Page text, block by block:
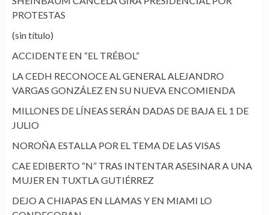
PROTESTAS
(sin título)
ACCIDENTE EN “EL TRÉBOL”
LA CEDH RECONOCE AL GENERAL ALEJANDRO
VARGAS GONZÁLEZ EN SU NUEVA ENCOMIENDA
MILLONES DE LÍNEAS SERÁN DADAS DE BAJA EL 1 DE
JULIO
NOROÑA ESTALLA POR EL TEMA DE LAS VISAS
CAE EDIBERTO “N” TRAS INTENTAR ASESINAR A UNA
MUJER EN TUXTLA GUTIÉRREZ
DEJO A CHIAPAS EN LLAMAS Y EN MIAMI LO